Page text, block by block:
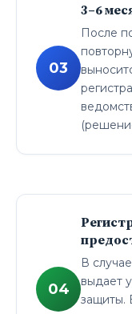
03
3–6
После
04
В
выдает
защиты.